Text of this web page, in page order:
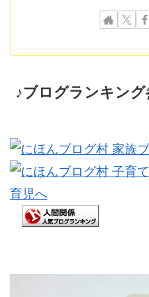
♪ブログランキング